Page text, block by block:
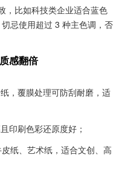
，比如科技类企业适合蓝色
忌使用超过 3 种主色调，否
感翻倍
，覆膜处理可防刮耐磨，适
印刷色彩还原度好；
纸、艺术纸，适合文创、高